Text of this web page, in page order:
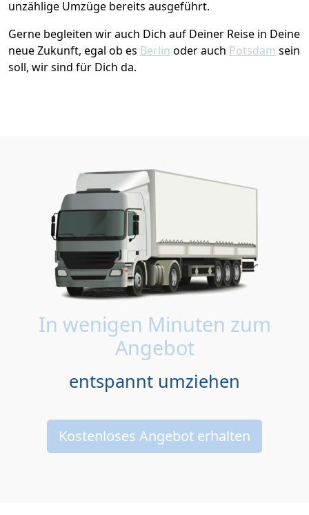
unzählige Umzüge bereits ausgeführt.
Gerne begleiten wir auch Dich auf Deiner Reise in Deine
neue Zukunft, egal ob es Berlin oder auch Potsdam sein
soll, wir sind für Dich da.
In wenigen Minuten zum
Angebot
entspannt umziehen
Kostenloses Angebot erhalten